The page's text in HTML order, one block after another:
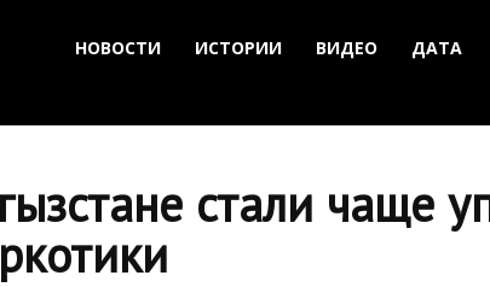
НОВОСТИ ИСТОРИИ ВИДЕО ДАТА
стали чаще